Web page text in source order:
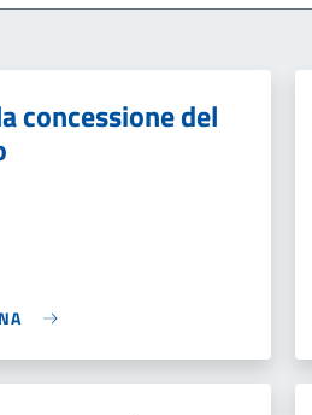
concessione del